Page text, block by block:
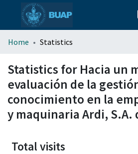
menu.section.about_menu
All of DSpace
Home Statistics
Statistics for Hacia un
evaluación de la
conocimiento en la
y maquinaria Ardi, S.A.
Total visits